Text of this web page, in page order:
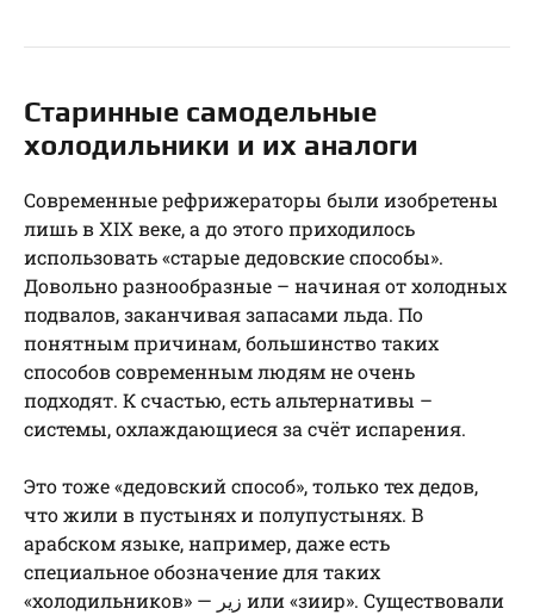
Старинные самодельные
холодильники и их аналоги
Современные рефрижераторы были изобретены
лишь в XIX веке, а до этого приходилось
использовать «старые дедовские способы».
Довольно разнообразные – начиная от холодных
подвалов, заканчивая запасами льда. По
понятным причинам, большинство таких
способов современным людям не очень
подходят. К счастью, есть альтернативы –
системы, охлаждающиеся за счёт испарения.
Это тоже «дедовский способ», только тех дедов,
что жили в пустынях и полупустынях. В
арабском языке, например, даже есть
специальное обозначение для таких
«холодильников» — زير или «зиир». Существовали